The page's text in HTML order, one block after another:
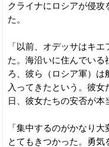
クライナにロシアが侵攻
た。
「以前、オデッサはキ
た。海沿いに住んでいる
ろ、彼ら（ロシア軍）は
入ってきたという。彼
日、彼女たちの安否が本
「集中するのがかなり
とてもきつかった。勇気